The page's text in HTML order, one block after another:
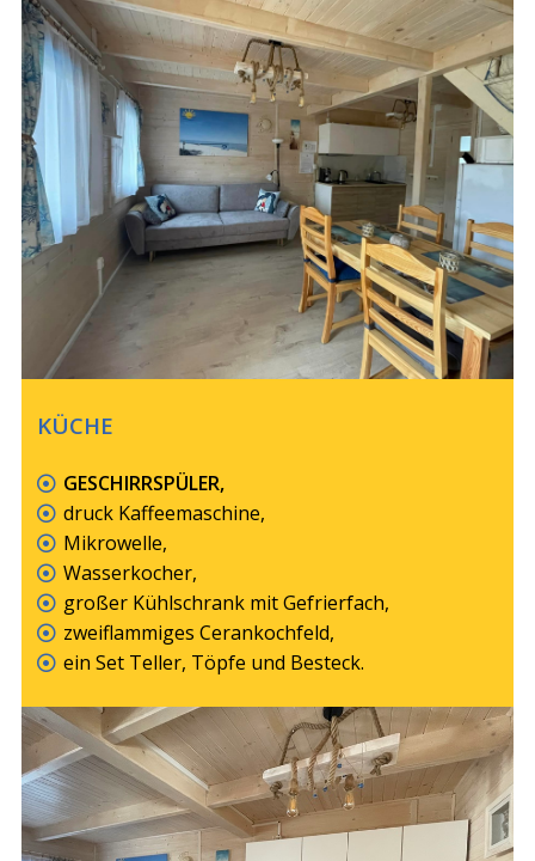
KÜCHE
GESCHIRRSPÜLER,
druck Kaffeemaschine,
Mikrowelle,
Wasserkocher,
großer Kühlschrank mit Gefrierfach,
zweiflammiges Cerankochfeld,
ein Set Teller, Töpfe und Besteck.